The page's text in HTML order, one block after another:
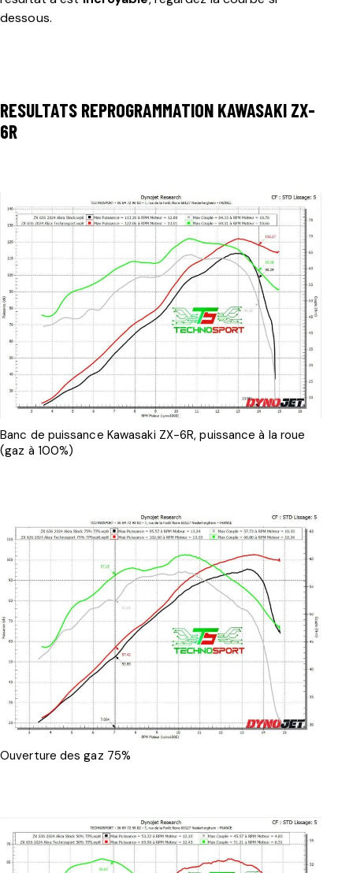
dessous.
RESULTATS REPROGRAMMATION KAWASAKI ZX-
6R
Banc de puissance Kawasaki ZX-6R, puissance à la roue
(gaz à 100%)
Ouverture des gaz 75%